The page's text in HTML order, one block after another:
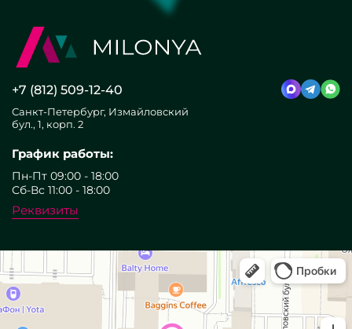
+7 (812) 509-12-40
Санкт-Петербург, Измайловский
бул., 1, корп. 2
График работы:
Пн-Пт 09:00 - 18:00
Сб-Вс 11:00 - 18:00
Реквизиты